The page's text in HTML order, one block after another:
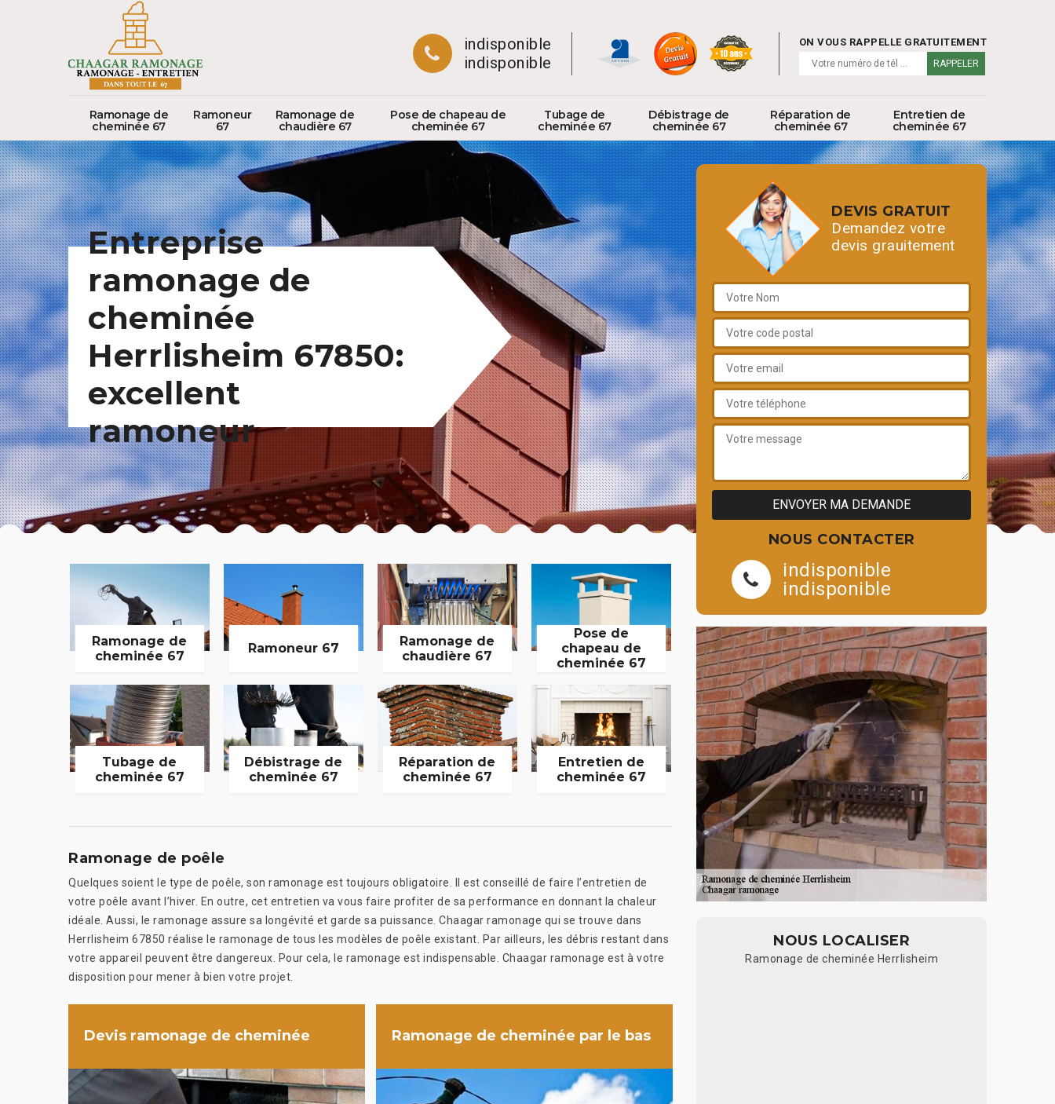
indisponible
indisponible
ON VOUS RAPPELLE GRATUITEMENT
Ramonage de
cheminée 67
Ramoneur
67
Ramonage de
chaudière 67
Pose de chapeau de
cheminée 67
Tubage de
cheminée 67
Débistrage de
cheminée 67
Réparation de
cheminée 67
Entretien de
cheminée 67
Entreprise
ramonage de
cheminée
Herrlisheim 67850:
excellent
ramoneur
Ramonage de
cheminée 67
Ramoneur 67
Ramonage de
chaudière 67
Pose de
chapeau de
cheminée 67
Tubage de
cheminée 67
Débistrage de
cheminée 67
Réparation de
cheminée 67
Entretien de
cheminée 67
Ramonage de poêle
Quelques soient le type de poêle, son ramonage est toujours obligatoire. Il est conseillé de faire l’entretien de
votre poêle avant l’hiver. En outre, cet entretien va vous faire profiter de sa performance en donnant la chaleur
idéale. Aussi, le ramonage assure sa longévité et garde sa puissance. Chaagar ramonage qui se trouve dans
Herrlisheim 67850 réalise le ramonage de tous les modèles de poêle existant. Par ailleurs, les débris restant dans
votre appareil peuvent être dangereux. Pour cela, le ramonage est indispensable. Chaagar ramonage est à votre
disposition pour mener à bien votre projet.
Devis ramonage de cheminée Ramonage de cheminée par le bas
DEVIS GRATUIT
Demandez votre
devis grauitement
NOUS CONTACTER
indisponible
indisponible
NOUS LOCALISER
Ramonage de cheminée Herrlisheim